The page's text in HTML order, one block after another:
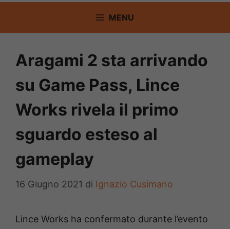
MENU
Aragami 2 sta arrivando
su Game Pass, Lince
Works rivela il primo
sguardo esteso al
gameplay
16 Giugno 2021 di Ignazio Cusimano
Lince Works ha confermato durante l’evento